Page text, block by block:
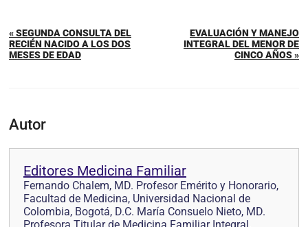
« SEGUNDA CONSULTA DEL
RECIÉN NACIDO A LOS DOS
MESES DE EDAD
EVALUACIÓN Y MANEJO
INTEGRAL DEL MENOR DE
CINCO AÑOS »
Autor
Editores Medicina Familiar
Fernando Chalem, MD. Profesor Emérito y Honorario,
Facultad de Medicina, Universidad Nacional de
Colombia, Bogotá, D.C. María Consuelo Nieto, MD.